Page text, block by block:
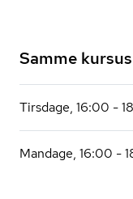
Samme
Tirsdage, 16:00 -
Mandage, 16:00 -